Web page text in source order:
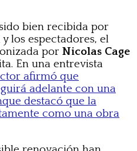
bien recibida por
los espectadores, el
por Nicolas Cage
En una entrevista
afirmó que
adelante con una
destacó que la
como una obra